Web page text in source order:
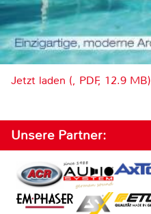
Jetzt laden (, PDF, 12.9 MB)
Unsere Partner: